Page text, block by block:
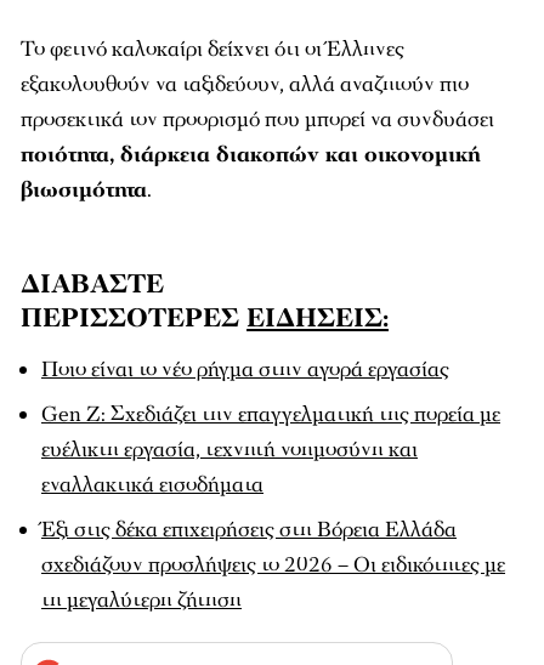
Το φετινό καλοκαίρι δείχνει ότι οι Έλληνες
εξακολουθούν να ταξιδεύουν, αλλά αναζητούν πιο
προσεκτικά τον προορισμό που μπορεί να συνδυάσει
ποιότητα, διάρκεια διακοπών και οικονομική
βιωσιμότητα.
ΔΙΑΒΑΣΤΕ
ΠΕΡΙΣΣΟΤΕΡΕΣ ΕΙΔΗΣΕΙΣ:
Ποιο είναι το νέο ρήγμα στην αγορά εργασίας
Gen Z: Σχεδιάζει την επαγγελματική της πορεία με
ευέλικτη εργασία, τεχνητή νοημοσύνη και
εναλλακτικά εισοδήματα
Έξι στις δέκα επιχειρήσεις στη Βόρεια Ελλάδα
σχεδιάζουν προσλήψεις το 2026 – Οι ειδικότητες με
τη μεγαλύτερη ζήτηση